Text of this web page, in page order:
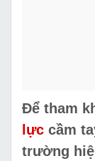
Để tham
lực cầm
trường